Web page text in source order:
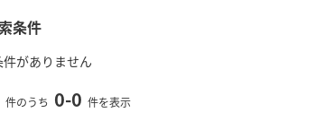
条件
がありません
件のうち 0-0 件を表示